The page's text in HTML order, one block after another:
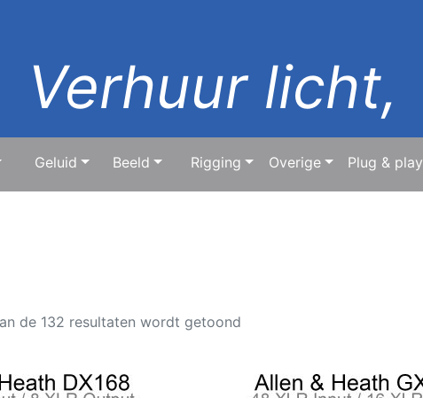
Verhuur licht,
beeld
Geluid Beeld Rigging Overige Plug & play
de 132 resultaten wordt getoond